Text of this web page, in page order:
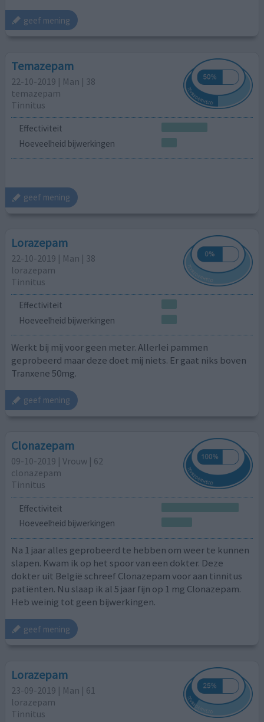
geef mening
Temazepam
22-10-2019 | Man | 38
temazepam
Tinnitus
Effectiviteit
Hoeveelheid bijwerkingen
geef mening
Lorazepam
22-10-2019 | Man | 38
lorazepam
Tinnitus
Effectiviteit
Hoeveelheid bijwerkingen
Werkt bij mij voor geen meter. Allerlei pammen
geprobeerd maar deze doet mij niets. Er gaat niks boven
Tranxene 50mg.
geef mening
Clonazepam
09-10-2019 | Vrouw | 62
clonazepam
Tinnitus
Effectiviteit
Hoeveelheid bijwerkingen
Na 1 jaar alles geprobeerd te hebben om weer te kunnen
slapen. Kwam ik op het spoor van een dokter. Deze
dokter uit België schreef Clonazepam voor aan tinnitus
patiënten. Nu slaap ik al 5 jaar fijn op 1 mg Clonazepam.
Heb weinig tot geen bijwerkingen.
geef mening
Lorazepam
23-09-2019 | Man | 61
lorazepam
Tinnitus